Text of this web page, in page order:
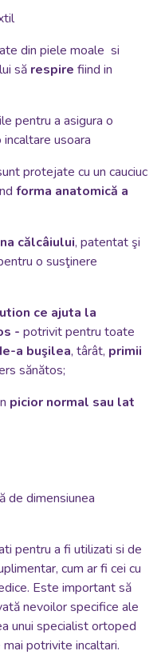
din piele moale si
să respire fiind in
pentru a asigura o
incaltare usoara
protejate cu un cauciuc
forma anatomică a
călcâiului, patentat şi
o susţinere
ce ajuta la
- potrivit pentru toate
a buşilea, târât, primii
sănătos;
picior normal sau lat
de dimensiunea
pentru a fi utilizati si de
cum ar fi cei cu
Este important să
nevoilor specifice ale
unui specialist ortoped
potrivite incaltari.